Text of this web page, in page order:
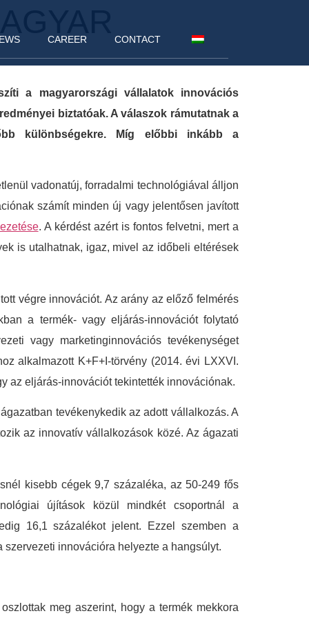
CAREER CONTACT
a magyarországi vállalatok innovációs
biztatóak. A válaszok rámutatnak a
különbségekre. Míg előbbi inkább a
vadonatúj, forradalmi technológiával álljon
számít minden új vagy jelentősen javított
. A kérdést azért is fontos felvetni, mert a
is utalhatnak, igaz, mivel az időbeli eltérések
végre innovációt. Az arány az előző felmérés
a termék- vagy eljárás-innovációt folytató
vagy marketinginnovációs tevékenységet
alkalmazott K+F+I-törvény (2014. évi LXXVI.
az eljárás-innovációt tekintették innovációnak.
tevékenykedik az adott vállalkozás. A
az innovatív vállalkozások közé. Az ágazati
kisebb cégek 9,7 százaléka, az 50-249 fős
újítások közül mindkét csoportnál a
16,1 százalékot jelent. Ezzel szemben a
innovációra helyezte a hangsúlyt.
meg aszerint, hogy a termék mekkora